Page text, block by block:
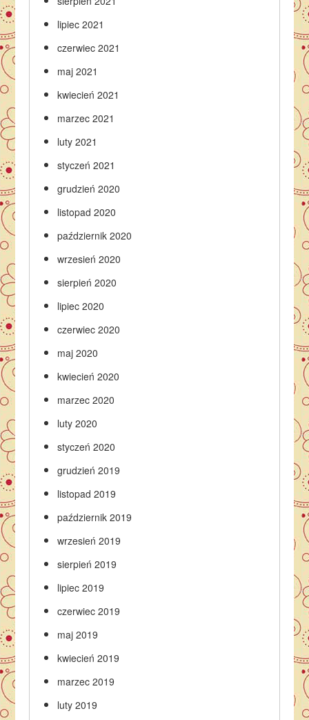
lipiec 2021
czerwiec 2021
maj 2021
kwiecień 2021
marzec 2021
luty 2021
styczeń 2021
grudzień 2020
listopad 2020
październik 2020
wrzesień 2020
sierpień 2020
lipiec 2020
czerwiec 2020
maj 2020
kwiecień 2020
marzec 2020
luty 2020
styczeń 2020
grudzień 2019
listopad 2019
październik 2019
wrzesień 2019
sierpień 2019
lipiec 2019
czerwiec 2019
maj 2019
kwiecień 2019
marzec 2019
luty 2019